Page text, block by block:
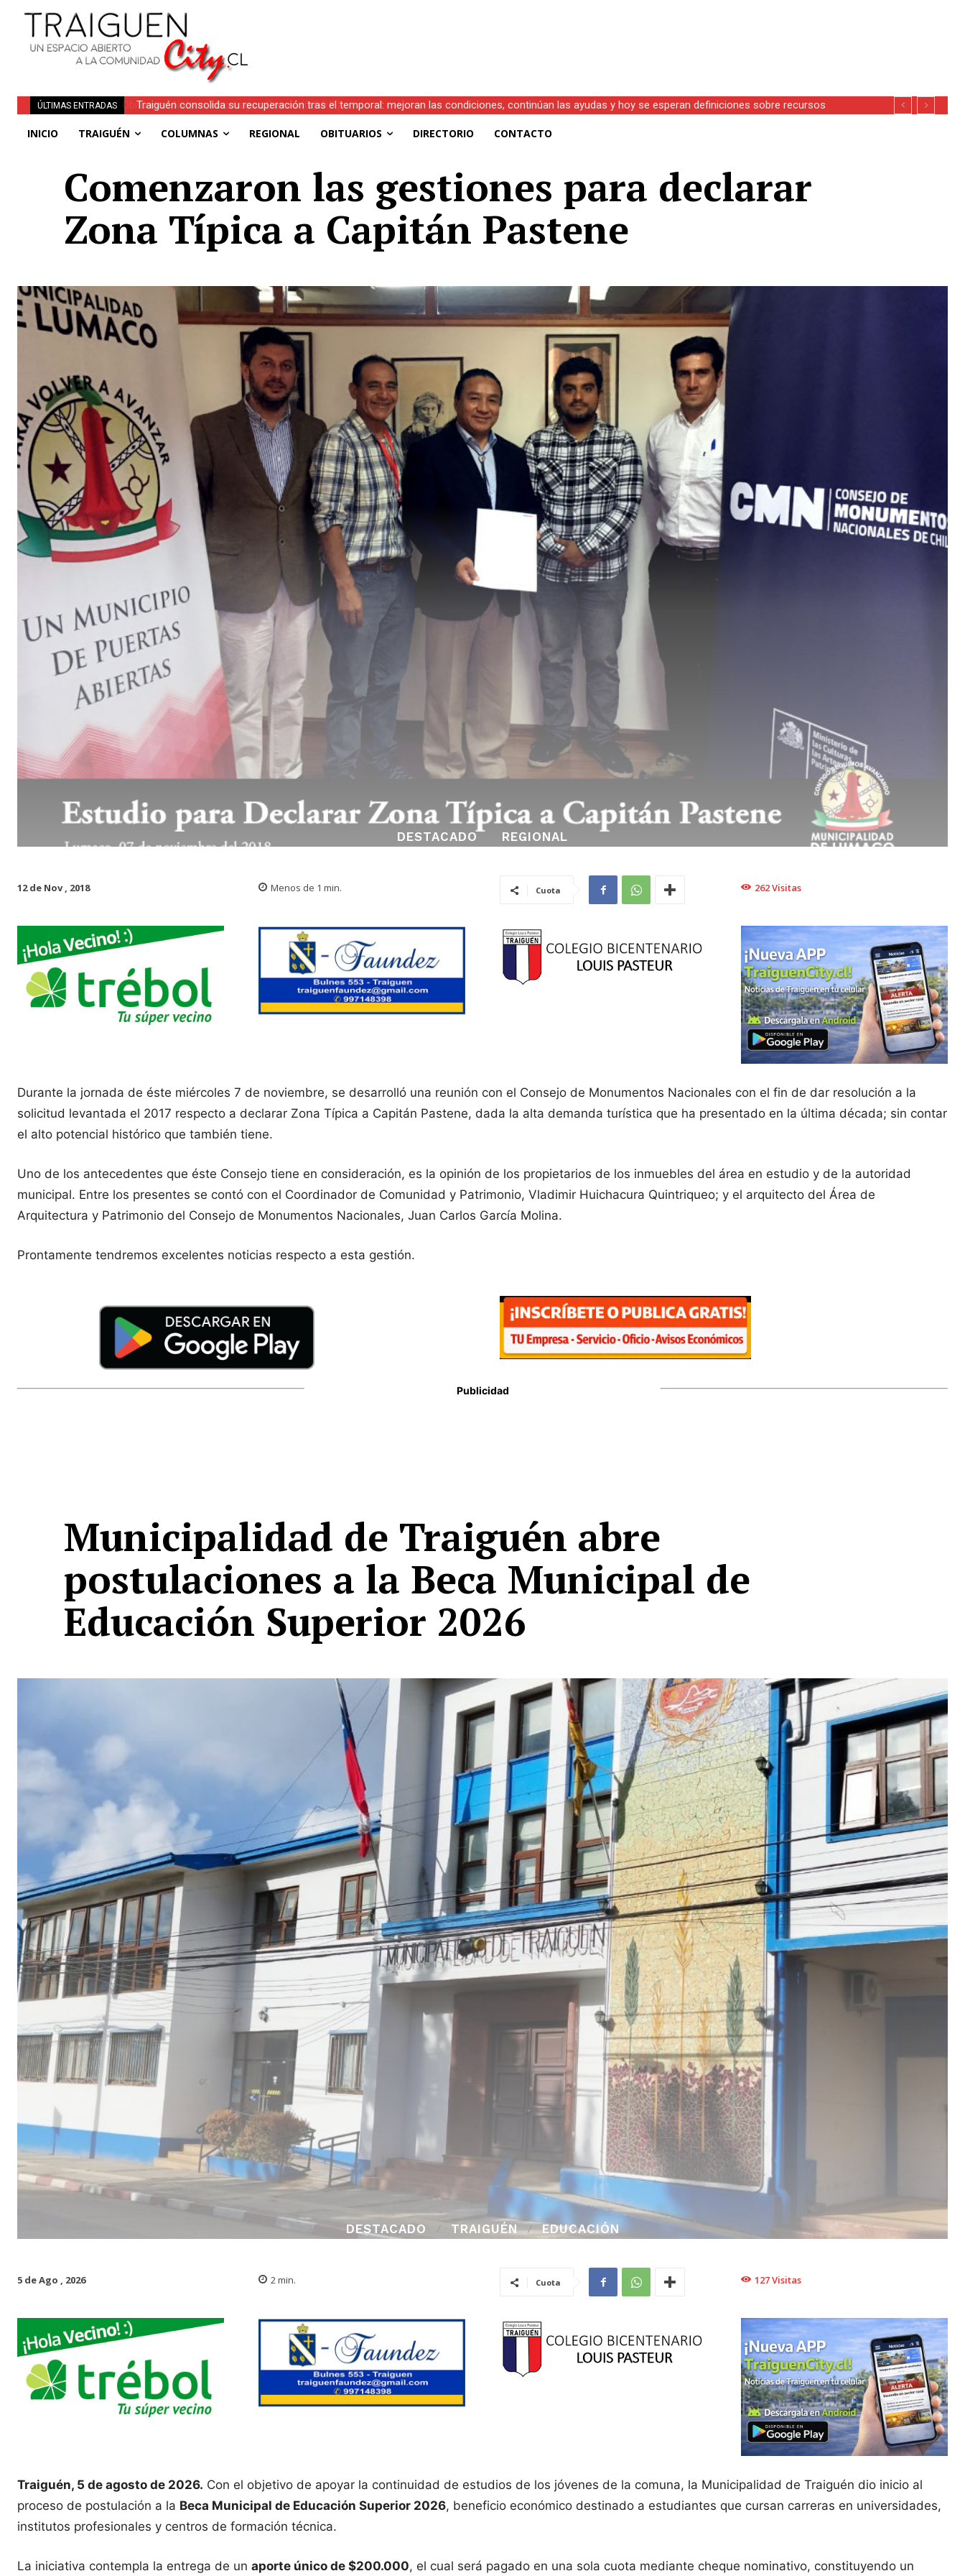
ÚLTIMAS ENTRADAS
Traiguén consolida su recuperación tras el temporal: mejoran las condiciones, continúan las ayudas y hoy se esperan definiciones sobre recursos
INICIO TRAIGUÉN COLUMNAS REGIONAL OBITUARIOS DIRECTORIO CONTACTO
Comenzaron las gestiones para declarar
Zona Típica a Capitán Pastene
DESTACADO REGIONAL
12 de Nov , 2018 Menos de 1 min. Cuota 262Visitas
Durante la jornada de éste miércoles 7 de noviembre, se desarrolló una reunión con el Consejo de Monumentos Nacionales con el fin de dar resolución a la
solicitud levantada el 2017 respecto a declarar Zona Típica a Capitán Pastene, dada la alta demanda turística que ha presentado en la última década; sin contar
el alto potencial histórico que también tiene.
Uno de los antecedentes que éste Consejo tiene en consideración, es la opinión de los propietarios de los inmuebles del área en estudio y de la autoridad
municipal. Entre los presentes se contó con el Coordinador de Comunidad y Patrimonio, Vladimir Huichacura Quintriqueo; y el arquitecto del Área de
Arquitectura y Patrimonio del Consejo de Monumentos Nacionales, Juan Carlos García Molina.
Prontamente tendremos excelentes noticias respecto a esta gestión.
Publicidad